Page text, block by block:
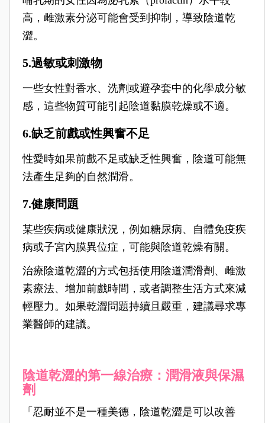
高，雌激素分泌可能會受到抑制，導致陰道乾
澀。
5.過敏或刺激物
一些女性對香水、洗劑或避孕套中的化學成分敏
感，這些物質可能引起陰道黏膜乾燥或不適。
6.缺乏前戲或性興奮不足
性愛時如果前戲不足或缺乏性興奮，陰道可能無
法產生足夠的自然潤滑。
7.健康問題
某些疾病或健康狀況，例如糖尿病、自體免疫疾
病或子宮內膜異位症，可能與陰道乾燥有關。
治療陰道乾澀的方式包括使用陰道潤滑劑、雌激
素療法、增加前戲時間，或者調整生活方式來減
輕壓力。如果乾澀問題持續且嚴重，建議尋求專
業醫師的建議。
陰道乾澀的第一線治療：潤滑液與保濕
劑
「忍耐並不是一種美德，陰道乾澀是可以改善